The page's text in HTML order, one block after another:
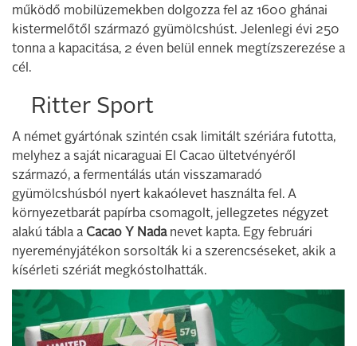
működő mobilüzemekben dolgozza fel az 1600 ghánai
kistermelőtől származó gyümölcshúst. Jelenlegi évi 250
tonna a kapacitása, 2 éven belül ennek megtízszerezése a
cél.
Ritter Sport
A német gyártónak szintén csak limitált szériára futotta,
melyhez a saját nicaraguai El Cacao ültetvényéről
származó, a fermentálás után visszamaradó
gyümölcshúsból nyert kakaólevet használta fel. A
környezetbarát papírba csomagolt, jellegzetes négyzet
alakú tábla a Cacao Y Nadanevet kapta. Egy februári
nyereményjátékon sorsolták ki a szerencséseket, akik a
kísérleti szériát megkóstolhatták.